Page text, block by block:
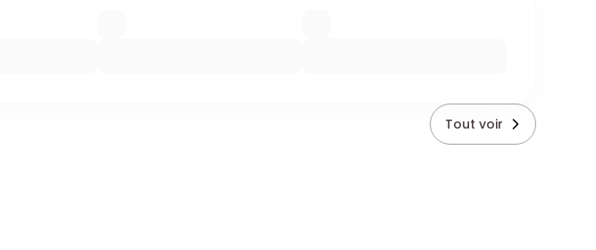
Tout voir